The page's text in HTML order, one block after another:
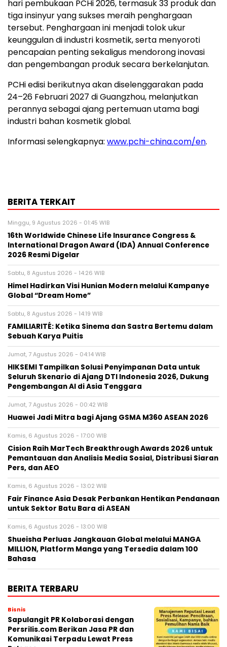
hari pembukaan PCHi 2026, termasuk 33 produk dan
tiga insinyur yang sukses meraih penghargaan
tersebut. Penghargaan ini menjadi tolok ukur
keunggulan di industri kosmetik, serta menyoroti
pencapaian penting sekaligus mendorong inovasi
dan pengembangan produk secara berkelanjutan.
PCHi edisi berikutnya akan diselenggarakan pada
24–26 Februari 2027 di Guangzhou, melanjutkan
perannya sebagai ajang pertemuan utama bagi
industri bahan kosmetik global.
Informasi selengkapnya: www.pchi-china.com/en.
BERITA TERKAIT
Minggu, 9 Agustus 2026 - 01:45 WIB
16th Worldwide Chinese Life Insurance Congress &
International Dragon Award (IDA) Annual Conference
2026 Resmi Digelar
Sabtu, 8 Agustus 2026 - 14:26 WIB
Himel Hadirkan Visi Hunian Modern melalui Kampanye
Global “Dream Home”
Sabtu, 8 Agustus 2026 - 14:19 WIB
FAMILIARITÉ: Ketika Sinema dan Sastra Bertemu dalam
Sebuah Karya Puitis
Jumat, 7 Agustus 2026 - 04:14 WIB
HIKSEMI Tampilkan Solusi Penyimpanan Data untuk
Seluruh Skenario di Ajang DTI Indonesia 2026, Dukung
Pengembangan AI di Asia Tenggara
Jumat, 7 Agustus 2026 - 00:42 WIB
Huawei Jadi Mitra bagi Ajang GSMA M360 ASEAN 2026
Kamis, 6 Agustus 2026 - 17:00 WIB
Cision Raih MarTech Breakthrough Awards 2026 untuk
Pemantauan dan Analisis Media Sosial, Distribusi Siaran
Pers, dan AEO
Kamis, 6 Agustus 2026 - 13:02 WIB
Fair Finance Asia Desak Perbankan Hentikan Pendanaan
untuk Sektor Batu Bara di ASEAN
Kamis, 6 Agustus 2026 - 13:00 WIB
Shueisha Perluas Jangkauan Global melalui MANGA
MILLION, Platform Manga yang Tersedia dalam 100
Bahasa
BERITA TERBARU
Bisnis
Sapulangit PR Kolaborasi dengan
Persrilis.com Berikan Jasa PR dan
Komunikasi Terpadu Lewat Press